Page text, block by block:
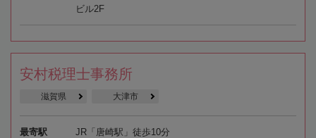
ビル2F
安村税理士事務所
滋賀県 大津市
最寄駅 JR「唐崎駅」徒歩10分